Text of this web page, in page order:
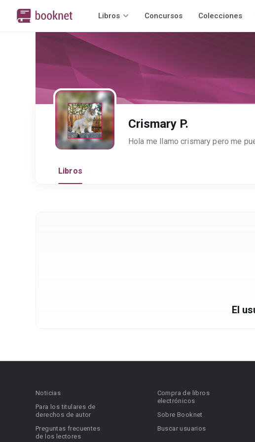
Libros Concursos Colecciones
Crismary P.
Libros
El
Noticias
Para los titulares de
derechos de autor
Preguntas frecuentes
de los lectores
Compra de libros
electrónicos
Sobre Booknet
Buscar usuarios